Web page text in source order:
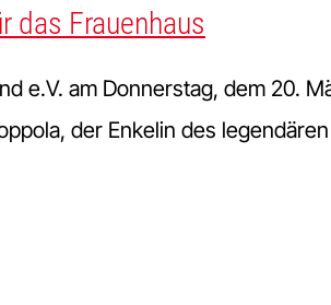
das Frauenhaus
e.V. am Donnerstag, dem 20.
der Enkelin des